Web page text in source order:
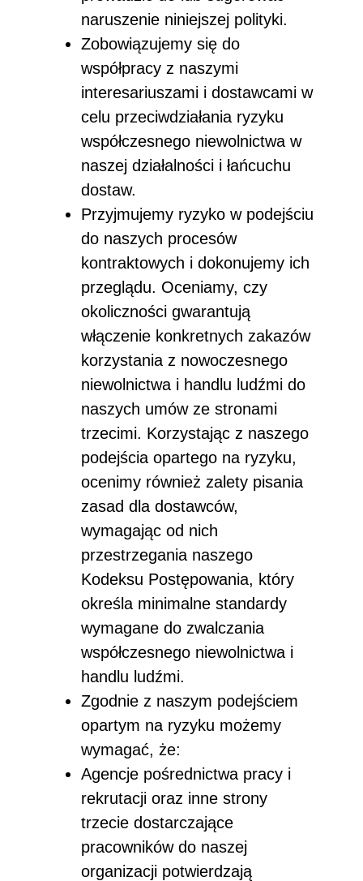
naruszenie niniejszej polityki.
Zobowiązujemy się do
współpracy z naszymi
interesariuszami i dostawcami w
celu przeciwdziałania ryzyku
współczesnego niewolnictwa w
naszej działalności i łańcuchu
dostaw.
Przyjmujemy ryzyko w podejściu
do naszych procesów
kontraktowych i dokonujemy ich
przeglądu. Oceniamy, czy
okoliczności gwarantują
włączenie konkretnych zakazów
korzystania z nowoczesnego
niewolnictwa i handlu ludźmi do
naszych umów ze stronami
trzecimi. Korzystając z naszego
podejścia opartego na ryzyku,
ocenimy również zalety pisania
zasad dla dostawców,
wymagając od nich
przestrzegania naszego
Kodeksu Postępowania, który
określa minimalne standardy
wymagane do zwalczania
współczesnego niewolnictwa i
handlu ludźmi.
Zgodnie z naszym podejściem
opartym na ryzyku możemy
wymagać, że:
Agencje pośrednictwa pracy i
rekrutacji oraz inne strony
trzecie dostarczające
pracowników do naszej
organizacji potwierdzają